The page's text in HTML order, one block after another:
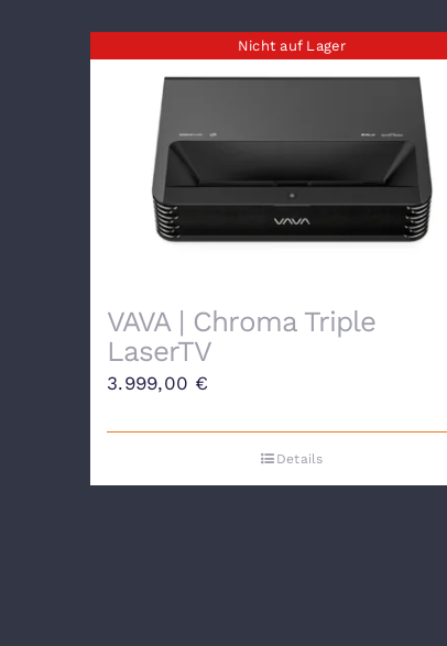
Nicht auf Lager
VAVA | Chroma Triple
LaserTV
3.999,00 €
Details